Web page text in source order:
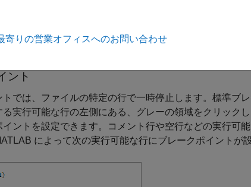
ークポイントに達したらファイルを自動的に開く]
ント
では、ファイルの特定の行で一時停止します。標準ブ
実行可能な行の左側にある、グレーの領域をクリックし
ントを設定できます。コメント行や空行などの実行可
によって次の実行可能な行にブレークポイントが
寄りの営業オフィスへのお問い合わせ